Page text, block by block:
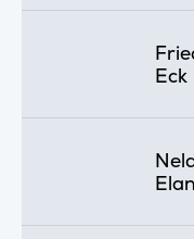
Eck